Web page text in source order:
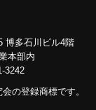
博多石川ビル4階
本部内
3242
の登録商標です。